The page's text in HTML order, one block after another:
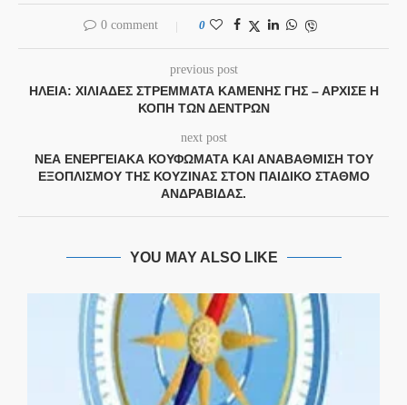
0 comment 0
previous post
ΗΛΕΊΑ: ΧΙΛΙΆΔΕΣ ΣΤΡΈΜΜΑΤΑ ΚΑΜΈΝΗΣ ΓΗΣ – ΆΡΧΙΣΕ Η
ΚΟΠΉ ΤΩΝ ΔΈΝΤΡΩΝ
next post
ΝΕΑ ΕΝΕΡΓΕΙΑΚΑ ΚΟΥΦΩΜΑΤΑ ΚΑΙ ΑΝΑΒΑΘΜΙΣΗ ΤΟΥ
ΕΞΟΠΛΙΣΜΟΥ ΤΗΣ ΚΟΥΖΙΝΑΣ ΣΤΟΝ ΠΑΙΔΙΚΟ ΣΤΑΘΜΟ
ΑΝΔΡΑΒΙΔΑΣ.
YOU MAY ALSO LIKE